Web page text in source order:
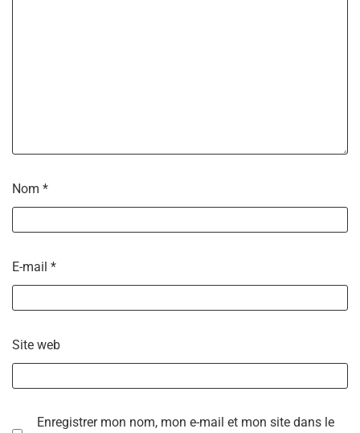
Nom *
E-mail *
Site web
Enregistrer mon nom, mon e-mail et mon site dans le